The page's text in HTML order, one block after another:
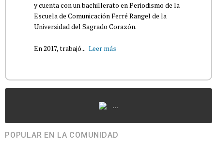
y cuenta con un bachillerato en Periodismo de la
Escuela de Comunicación Ferré Rangel de la
Universidad del Sagrado Corazón.
En 2017, trabajó... Leer más
...
POPULAR EN LA COMUNIDAD